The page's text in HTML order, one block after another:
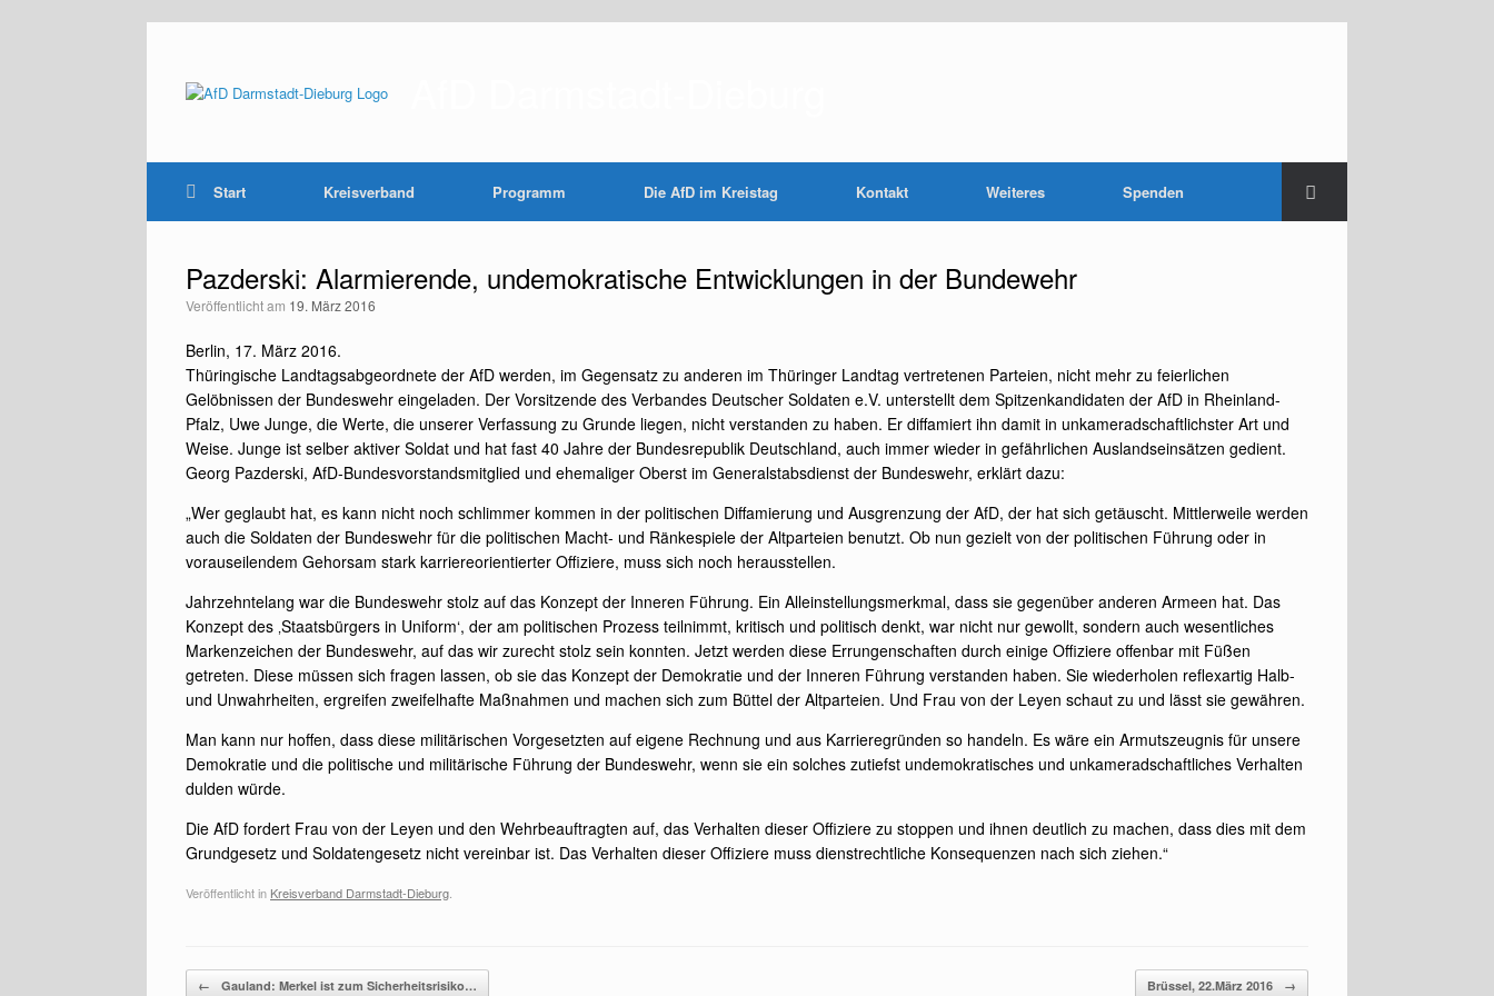
Start Kreisverband Programm Die AfD im Kreistag Kontakt Weiteres Spenden
Pazderski: Alarmierende, undemokratische Entwicklungen in der Bundewehr
Veröffentlicht am 19. März 2016
Berlin, 17. März 2016.
Thüringische Landtagsabgeordnete der AfD werden, im Gegensatz zu anderen im Thüringer Landtag vertretenen Parteien, nicht mehr zu feierlichen
Gelöbnissen der Bundeswehr eingeladen. Der Vorsitzende des Verbandes Deutscher Soldaten e.V. unterstellt dem Spitzenkandidaten der AfD in Rheinland-
Pfalz, Uwe Junge, die Werte, die unserer Verfassung zu Grunde liegen, nicht verstanden zu haben. Er diffamiert ihn damit in unkameradschaftlichster Art und
Weise. Junge ist selber aktiver Soldat und hat fast 40 Jahre der Bundesrepublik Deutschland, auch immer wieder in gefährlichen Auslandseinsätzen gedient.
Georg Pazderski, AfD-Bundesvorstandsmitglied und ehemaliger Oberst im Generalstabsdienst der Bundeswehr, erklärt dazu:
„Wer geglaubt hat, es kann nicht noch schlimmer kommen in der politischen Diffamierung und Ausgrenzung der AfD, der hat sich getäuscht. Mittlerweile werden
auch die Soldaten der Bundeswehr für die politischen Macht- und Ränkespiele der Altparteien benutzt. Ob nun gezielt von der politischen Führung oder in
vorauseilendem Gehorsam stark karriereorientierter Offiziere, muss sich noch herausstellen.
Jahrzehntelang war die Bundeswehr stolz auf das Konzept der Inneren Führung. Ein Alleinstellungsmerkmal, dass sie gegenüber anderen Armeen hat. Das
Konzept des ‚Staatsbürgers in Uniform‘, der am politischen Prozess teilnimmt, kritisch und politisch denkt, war nicht nur gewollt, sondern auch wesentliches
Markenzeichen der Bundeswehr, auf das wir zurecht stolz sein konnten. Jetzt werden diese Errungenschaften durch einige Offiziere offenbar mit Füßen
getreten. Diese müssen sich fragen lassen, ob sie das Konzept der Demokratie und der Inneren Führung verstanden haben. Sie wiederholen reflexartig Halb-
und Unwahrheiten, ergreifen zweifelhafte Maßnahmen und machen sich zum Büttel der Altparteien. Und Frau von der Leyen schaut zu und lässt sie gewähren.
Man kann nur hoffen, dass diese militärischen Vorgesetzten auf eigene Rechnung und aus Karrieregründen so handeln. Es wäre ein Armutszeugnis für unsere
Demokratie und die politische und militärische Führung der Bundeswehr, wenn sie ein solches zutiefst undemokratisches und unkameradschaftliches Verhalten
dulden würde.
Die AfD fordert Frau von der Leyen und den Wehrbeauftragten auf, das Verhalten dieser Offiziere zu stoppen und ihnen deutlich zu machen, dass dies mit dem
Grundgesetz und Soldatengesetz nicht vereinbar ist. Das Verhalten dieser Offiziere muss dienstrechtliche Konsequenzen nach sich ziehen.“
Veröffentlicht in Kreisverband Darmstadt-Dieburg
Beitragsnavigation
← Gauland: Merkel ist zum Sicherheitsrisiko… Brüssel, 22.März 2016 →